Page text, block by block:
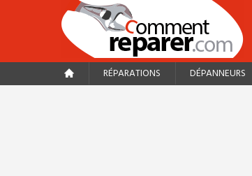
RÉPARATIONS DÉPANNEURS